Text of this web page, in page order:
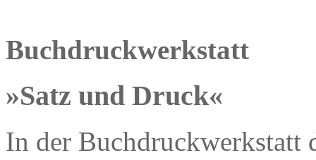
Buchdruckwerkstatt
»Satz und Druck«
In der Buchdruckwerkstatt